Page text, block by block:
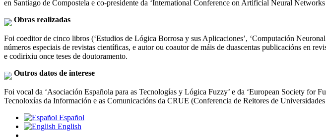
en Santiago de Compostela e co-presidente da ‘International Conference on Artificial Neural
Obras realizadas
Foi coeditor de cinco libros (‘Estudios de Lógica Borrosa y sus Aplicaciones’, ‘Computación
números especiais de revistas científicas, e autor ou coautor de máis de duascentas publicacións en
e codirixiu once teses de doutoramento.
Outros datos de interese
Foi vocal da ‘Asociación Española para as Tecnologías y Lógica Fuzzy’ e da ‘European Society for
Tecnoloxías da Información e as Comunicacións da CRUE (Conferencia de Reitores de
Español
English